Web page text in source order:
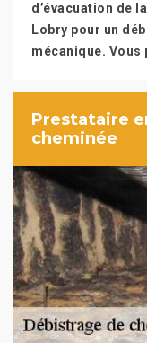
d’évacuation de
Lobry pour un
mécanique.
Prestataire
cheminée